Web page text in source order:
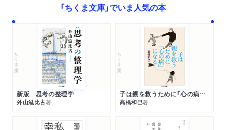
「ちくま文庫」でいま人気の本
ちくま文庫
新版 思考の整理学
外山滋比古著
ちくま文庫
子は親を救うために「心の病」になる
高橋和巳著